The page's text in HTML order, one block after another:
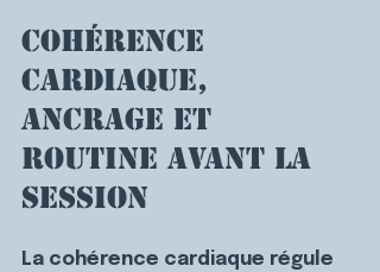
Cohérence
cardiaque,
ancrage et
routine avant la
session
La cohérence cardiaque régule